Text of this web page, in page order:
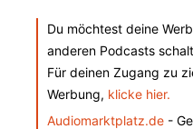
Du möchtest deine
anderen Podcasts
Für deinen Zugang zu
Werbung, klicke hier.
Audiomarktplatz.de -